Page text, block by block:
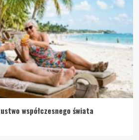
współczesnego świata